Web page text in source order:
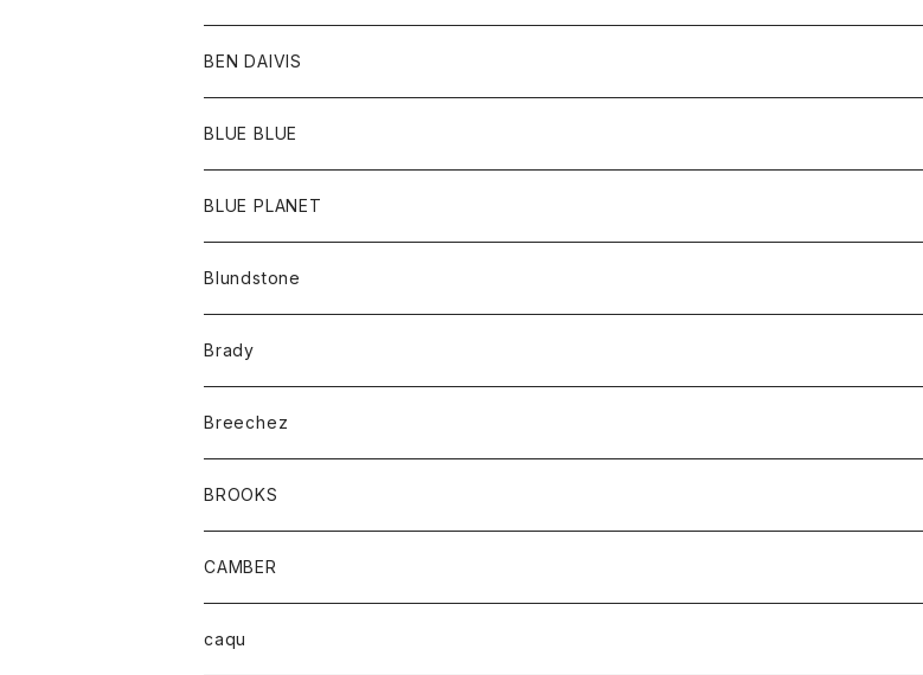
バッグ
ポーチ
トップス
Ｔシャツ
BEN DAIVIS
ポトム
パンツ
BLUE BLUE
アウター
カーディガン
コート
アクセサリー
バッグ
ベルト
キッズ
Tシャツ
グッズ
アンダーウェアー
カードホルダー
トップス
カーディガン
ボトム
オーバーオール
レディース
BLUE PLANET
サングラス
Blundstone
Brady
Breechez
シャツ
BROOKS
グッズ
靴
CAMBER
トップス
caqu